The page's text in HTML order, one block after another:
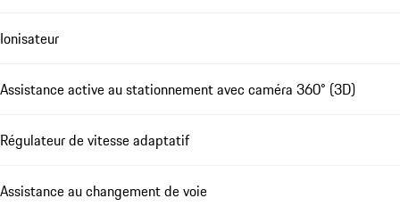
Ionisateur
Assistance active au stationnement avec caméra 360° (3D)
Régulateur de vitesse adaptatif
Assistance au changement de voie